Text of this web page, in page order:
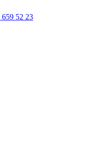
659 52 23